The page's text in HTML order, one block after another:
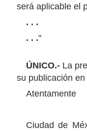
será aplicable el
. . .
. . ."
ÚNICO.-La
su publicación
Atentamente
Ciudad de